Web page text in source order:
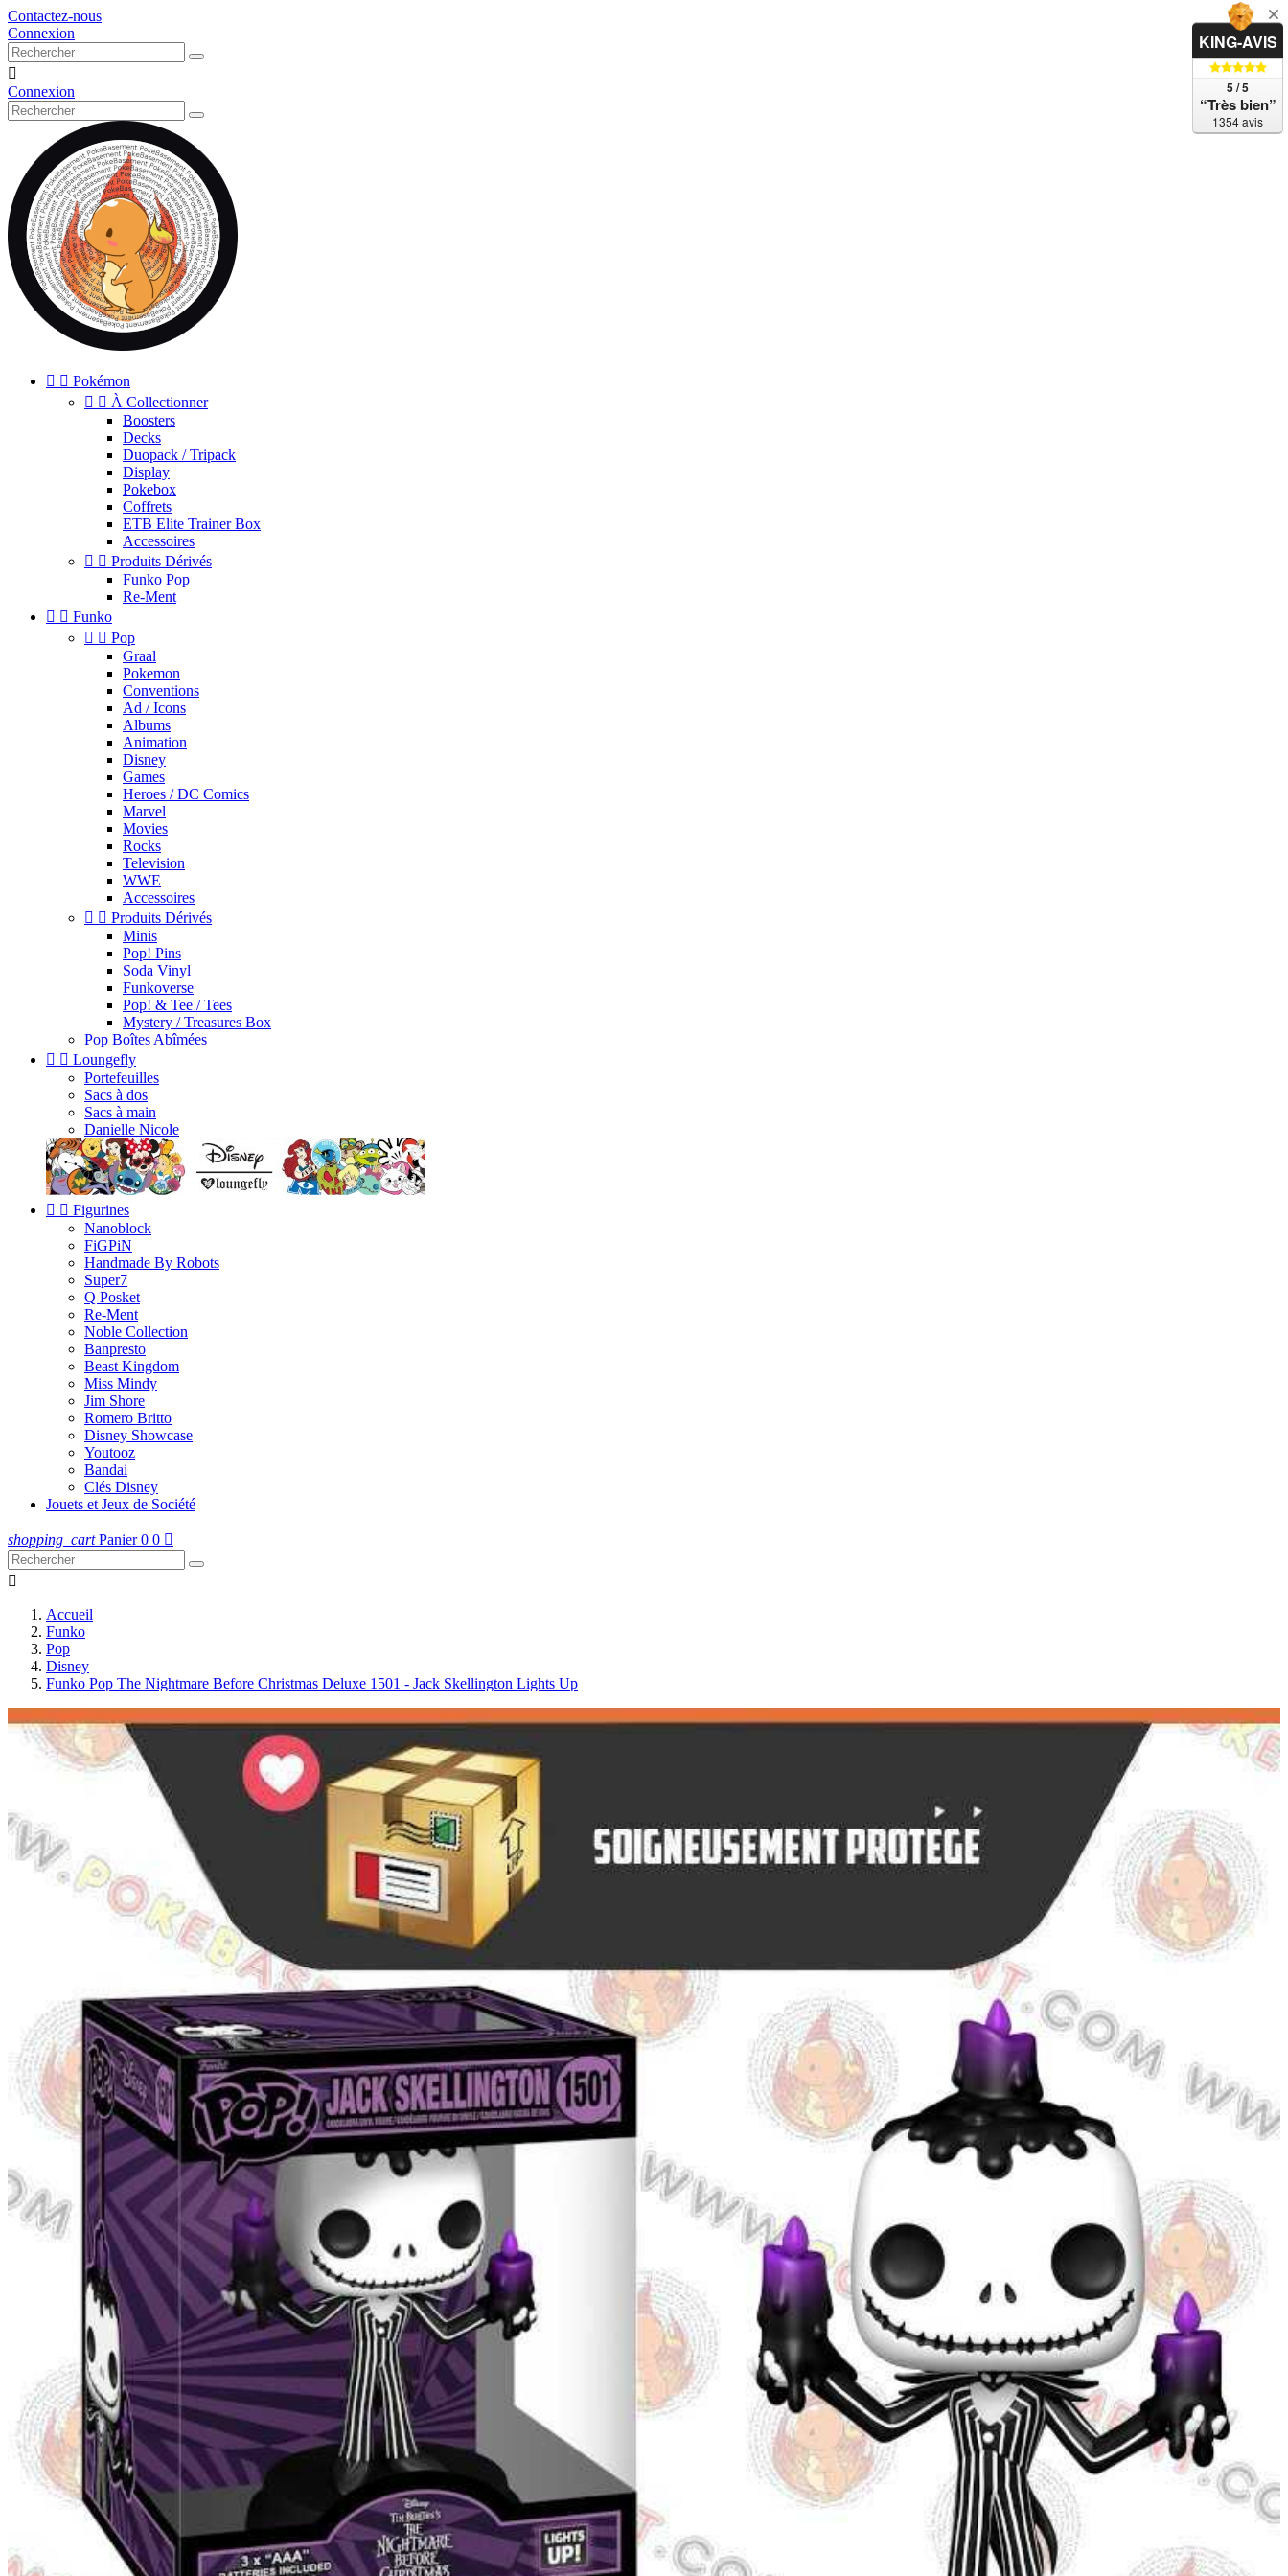
Contactez-nous
Connexion

Connexion
  Pokémon
  À Collectionner
Boosters
Decks
Duopack / Tripack
Display
Pokebox
Coffrets
ETB Elite Trainer Box
Accessoires
  Produits Dérivés
Funko Pop
Re-Ment
  Funko
  Pop
Graal
Pokemon
Conventions
Ad / Icons
Albums
Animation
Disney
Games
Heroes / DC Comics
Marvel
Movies
Rocks
Television
WWE
Accessoires
  Produits Dérivés
Minis
Pop! Pins
Soda Vinyl
Funkoverse
Pop! & Tee / Tees
Mystery / Treasures Box
Pop Boîtes Abîmées
  Loungefly
Portefeuilles
Sacs à dos
Sacs à main
Danielle Nicole
  Figurines
Nanoblock
FiGPiN
Handmade By Robots
Super7
Q Posket
Re-Ment
Noble Collection
Banpresto
Beast Kingdom
Miss Mindy
Jim Shore
Romero Britto
Disney Showcase
Youtooz
Bandai
Clés Disney
Jouets et Jeux de Société
shopping_cart Panier 0 0 

Accueil
Funko
Pop
Disney
Funko Pop The Nightmare Before Christmas Deluxe 1501 - Jack Skellington Lights Up
KING-AVIS
5 / 5
“Très bien”
1354 avis